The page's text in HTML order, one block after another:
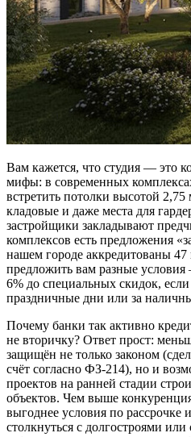
Вам кажется, что студия — это
мифы: в современных
встретить потолки высотой
кладовые и даже места для
застройщики закладывают
комплексов есть предложения
нашем городе аккредитованы
предложить вам разные
6% до специальных скидок,
праздничные дни или за
Почему банки так активно
не вторичку? Ответ прост:
защищён не только законом
счёт согласно ФЗ-214), но и
проектов на ранней стадии
объектов. Чем выше
выгоднее условия по рассрочке
столкнуться с долгостроями